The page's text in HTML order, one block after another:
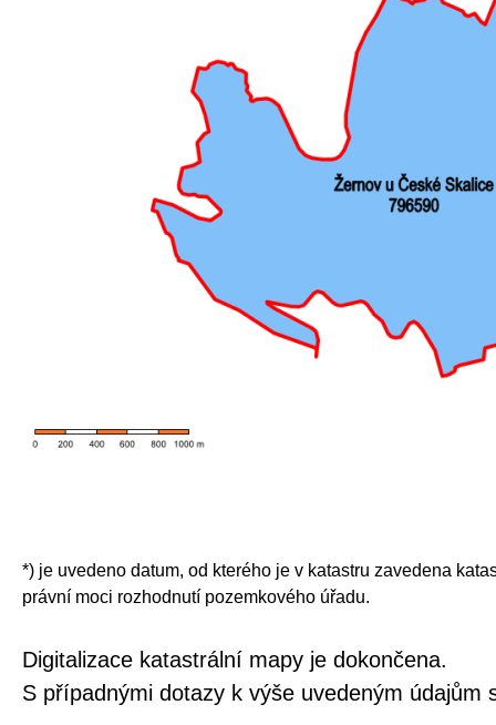
*) je uvedeno datum, od kterého je v katastru zavedena
právní moci rozhodnutí pozemkového úřadu.
Digitalizace katastrální mapy je dokončena.
S případnými dotazy k výše uvedeným údajům